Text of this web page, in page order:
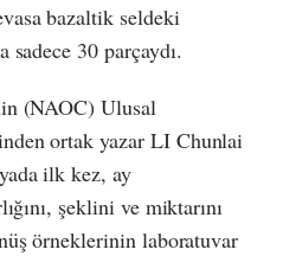
bazaltik seldeki
30 parçaydı.
(NAOC) Ulusal
ortak yazar LI Chunlai
ilk kez, ay
şeklini ve miktarını
örneklerinin laboratuvar